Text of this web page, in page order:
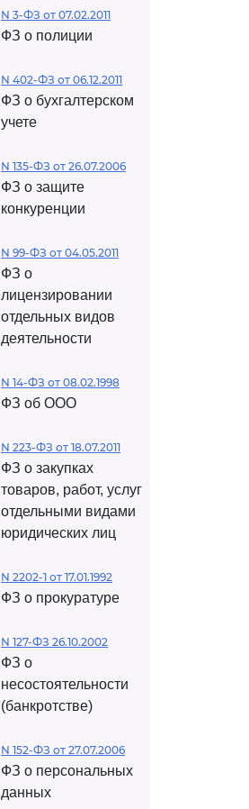
N 3-ФЗ от 07.02.2011
ФЗ о полиции
N 402-ФЗ от 06.12.2011
ФЗ о бухгалтерском
учете
N 135-ФЗ от 26.07.2006
ФЗ о защите
конкуренции
N 99-ФЗ от 04.05.2011
ФЗ о
лицензировании
отдельных видов
деятельности
N 14-ФЗ от 08.02.1998
ФЗ об ООО
N 223-ФЗ от 18.07.2011
ФЗ о закупках
товаров, работ, услуг
отдельными видами
юридических лиц
N 2202-1 от 17.01.1992
ФЗ о прокуратуре
N 127-ФЗ 26.10.2002
ФЗ о
несостоятельности
(банкротстве)
N 152-ФЗ от 27.07.2006
ФЗ о персональных
данных